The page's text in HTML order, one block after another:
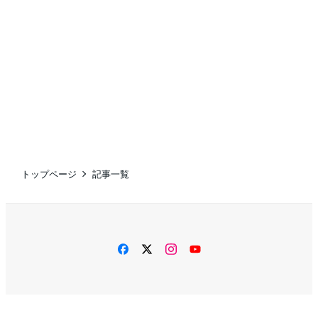
トップページ 記事一覧
facebooktwitterinstagram
YouTube